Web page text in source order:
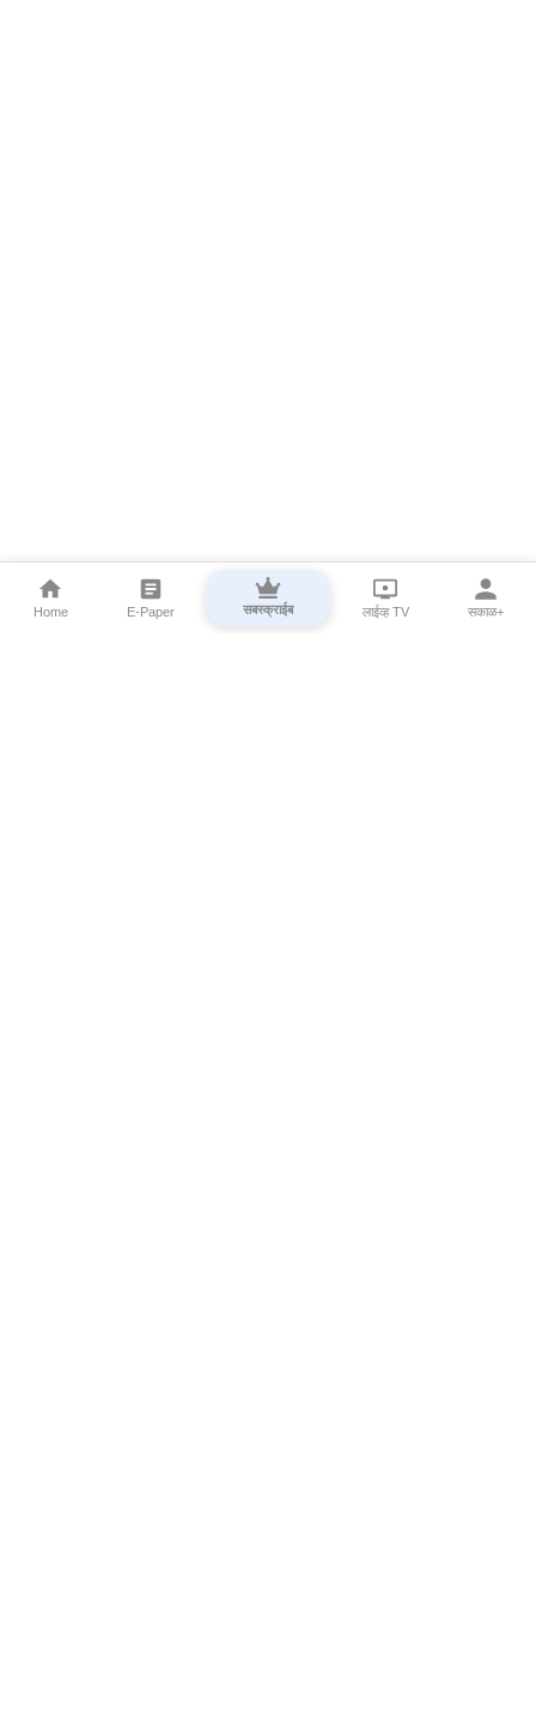
Home E-Paper सबस्क्राईब लाईव्ह TV सकाळ+